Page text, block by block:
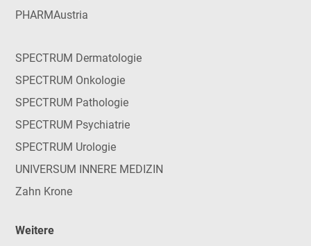
PHARMAustria
SPECTRUM Dermatologie
SPECTRUM Onkologie
SPECTRUM Pathologie
SPECTRUM Psychiatrie
SPECTRUM Urologie
UNIVERSUM INNERE MEDIZIN
Zahn Krone
Weitere